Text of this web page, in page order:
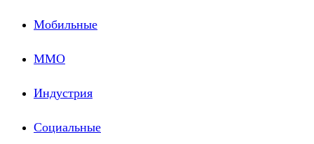
Мобильные
ММО
Индустрия
Социальные